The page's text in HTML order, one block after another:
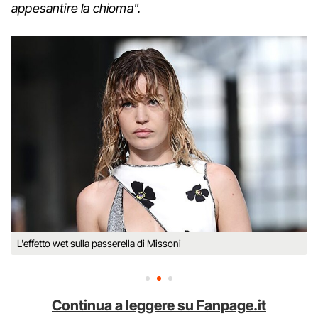
appesantire la chioma".
L'effetto wet sulla passerella di Missoni
Continua a leggere su Fanpage.it